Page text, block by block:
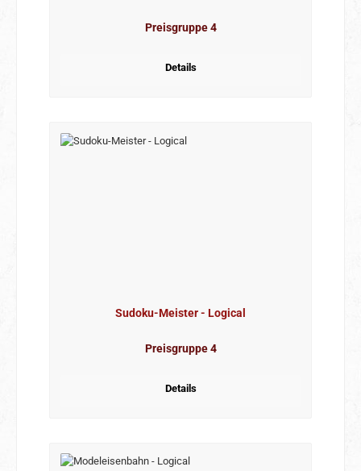
Preisgruppe 4
Details
Sudoku-Meister - Logical
Preisgruppe 4
Details